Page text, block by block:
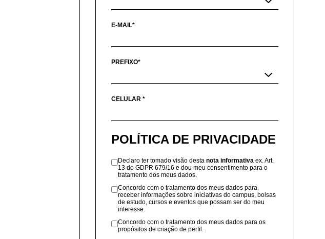
E-MAIL*
PREFIXO*
CELULAR *
POLÍTICA DE PRIVACIDADE
Declaro ter tomado visão desta nota informativa ex. Art.
13 do GDPR 679/16 e dou meu consentimento para o
tratamento dos meus dados.
Concordo com o tratamento dos meus dados para
receber informações sobre iniciativas do campus, bolsas
de estudo, cursos e eventos que possam ser do meu
interesse.
Concordo com o tratamento dos meus dados para os
propósitos de criação de perfil.